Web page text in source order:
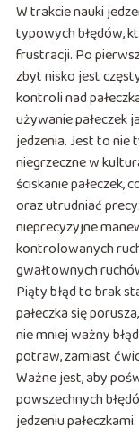
W trakcie nauki
typowych błędów,
frustracji. Po
zbyt nisko jest
kontroli nad
używanie pałeczek
jedzenia. Jest to nie
niegrzeczne w
ściskanie pałeczek,
oraz utrudniać
nieprecyzyjne
kontrolowanych
gwałtownych
Piąty błąd to brak
pałeczka się
nie mniej ważny
potraw, zamiast
Ważne jest, aby
powszechnych
jedzeniu pałeczkami.